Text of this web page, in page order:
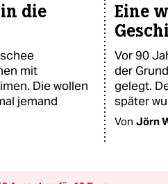
die
mit
Die wollen
jemand
Eine
Vor 90
der
gelegt.
später
Von Jörn